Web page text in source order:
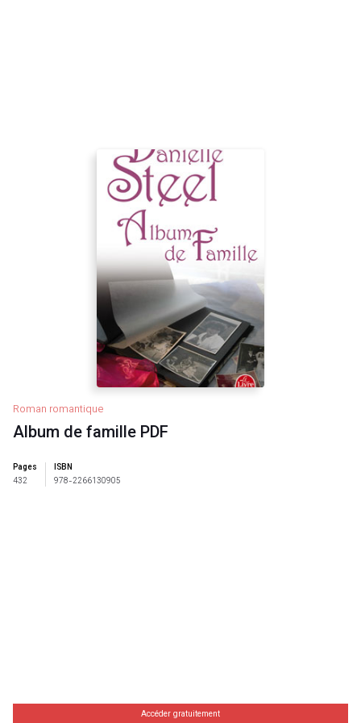
Roman romantique
Album de famille PDF
Pages
432
ISBN
978-2266130905
Accéder gratuitement